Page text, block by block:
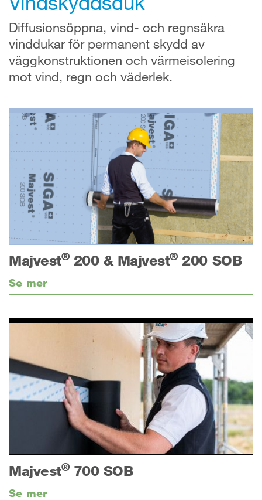
Diffusionsöppna, vind- och regnsäkra
vinddukar för permanent skydd av
väggkonstruktionen och värmeisolering
mot vind, regn och väderlek.
Majvest®200 & Majvest®200 SOB
Se mer
Majvest®700 SOB
Se mer